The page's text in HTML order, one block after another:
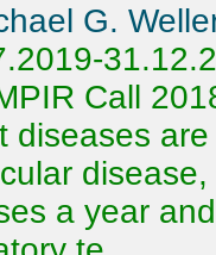
G.
Call
diseases
a year